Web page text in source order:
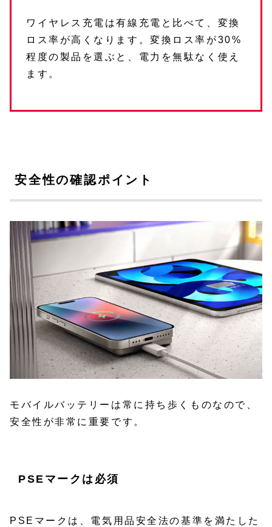
ワイヤレス充電は有線充電と比べて、変換
ロス率が高くなります。変換ロス率が30%
程度の製品を選ぶと、電力を無駄なく使え
ます。
安全性の確認ポイント
モバイルバッテリーは常に持ち歩くものなので、
安全性が非常に重要です。
PSEマークは必須
PSEマークは、電気用品安全法の基準を満たした